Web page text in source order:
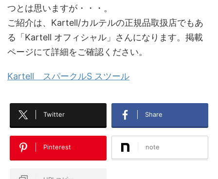
つとは思いますが・・・。
ご紹介は、Kartell/カルテルの正規品取扱店でもあ
る「Kartell オフィシャル」さんになります。掲載
ページにて詳細をご確認ください。
Kartell スパークルS スツール
Twitter Share
Pinterest note